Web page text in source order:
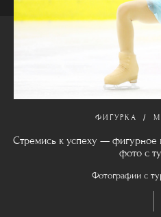
ФИГУРКА
Стремись к успеху — фигурное
фото с
Фотографии с